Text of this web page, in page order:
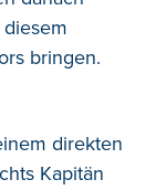
bringen.
direkten
Kapitän